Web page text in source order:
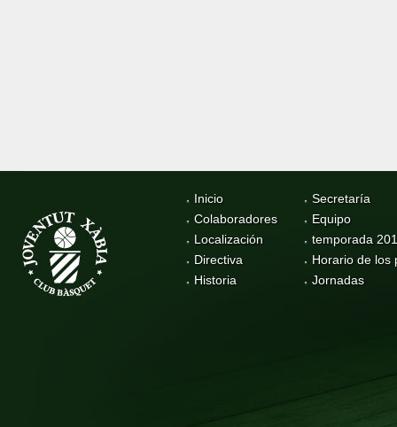
Inicio
Colaboradores
Localización
Directiva
Historia
Secretaría
Equipo
temporada
Horario de los
Jornadas